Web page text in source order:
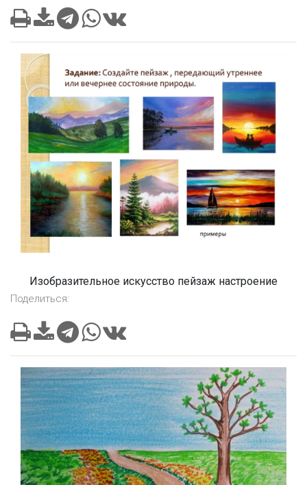
Изобразительное искусство пейзаж настроение
Поделиться: